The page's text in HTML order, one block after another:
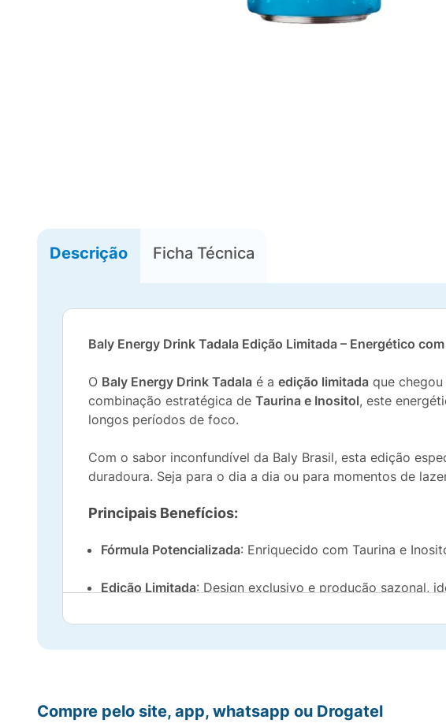
Descrição Ficha Técnica
Baly Energy Drink Tadala Edição Limitada – Energético
O Baly Energy Drink Tadala é a edição limitada que
combinação estratégica de Taurina e Inositol, este
longos períodos de foco.
Com o sabor inconfundível da Baly Brasil, esta edição
duradoura. Seja para o dia a dia ou para momentos de
Principais Benefícios:
Fórmula Potencializada: Enriquecido com Taurina e
Edição Limitada: Design exclusivo e produção sazonal,
Energia Instantânea: Perfeito para momentos que
Qualidade Baly Brasil: Produzido por uma das marcas
Compre pelo site, app, whatsapp ou Drogatel